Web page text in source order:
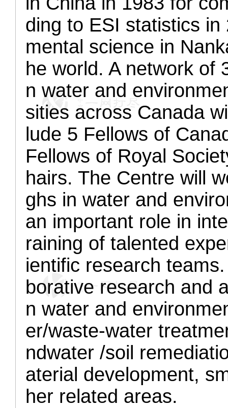
ding to ESI statistics
mental science in
he world. A network of
n water and
sities across Canada
lude 5 Fellows of
Fellows of Royal
hairs. The Centre will
ghs in water and
an important role in
raining of talented
ientific research
borative research and
n water and
er/waste-water
ndwater /soil
aterial development,
her related areas.